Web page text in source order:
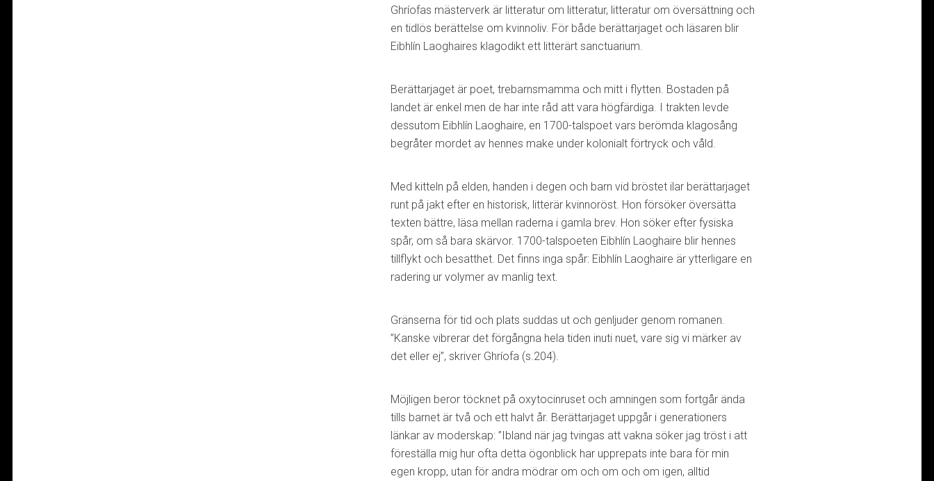
Ghríofas mästerverk är litteratur om litteratur, litteratur om översättning och
en tidlös berättelse om kvinnoliv. För både berättarjaget och läsaren blir
Eibhlín Laoghaires klagodikt ett litterärt sanctuarium.
Berättarjaget är poet, trebarnsmamma och mitt i flytten. Bostaden på
landet är enkel men de har inte råd att vara högfärdiga. I trakten levde
dessutom Eibhlín Laoghaire, en 1700-talspoet vars berömda klagosång
begråter mordet av hennes make under kolonialt förtryck och våld.
Med kitteln på elden, handen i degen och barn vid bröstet ilar berättarjaget
runt på jakt efter en historisk, litterär kvinnoröst. Hon försöker översätta
texten bättre, läsa mellan raderna i gamla brev. Hon söker efter fysiska
spår, om så bara skärvor. 1700-talspoeten Eibhlín Laoghaire blir hennes
tillflykt och besatthet. Det finns inga spår: Eibhlín Laoghaire är ytterligare en
radering ur volymer av manlig text.
Gränserna för tid och plats suddas ut och genljuder genom romanen.
”Kanske vibrerar det förgångna hela tiden inuti nuet, vare sig vi märker av
det eller ej”, skriver Ghríofa (s.204).
Möjligen beror töcknet på oxytocinruset och amningen som fortgår ända
tills barnet är två och ett halvt år. Berättarjaget uppgår i generationers
länkar av moderskap: ”Ibland när jag tvingas att vakna söker jag tröst i att
föreställa mig hur ofta detta ögonblick har upprepats inte bara för min
egen kropp, utan för andra mödrar om och om och om igen, alltid